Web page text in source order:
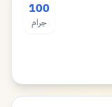
100
جرام